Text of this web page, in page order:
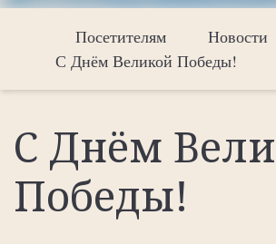
Посетителям
Новости
С Днём Великой Победы!
С Днём
Победы!